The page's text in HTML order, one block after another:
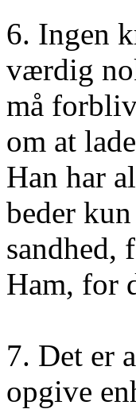
6. Ingen
værdig
må
om at
Han har
beder
sandhed,
Ham, for
7. Det er
opgive